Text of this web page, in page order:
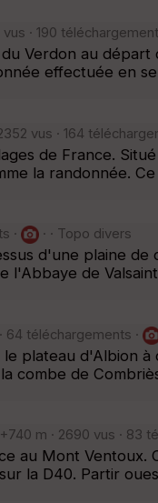
· 190
Verdon au
effectuée en
vus · 164
de France.
la randonnée.
· · · Topo divers
d'une plaine
de
64 téléchargements ·
plateau d'Albion
combe de
m · 2690 vus · 83
au Mont
la D40. Partir